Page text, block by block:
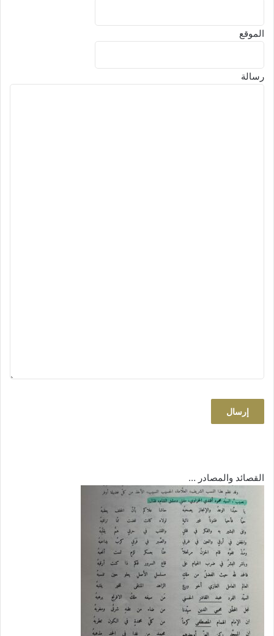
الموقع
رسالة
إرسال
القصائد والمصادر …